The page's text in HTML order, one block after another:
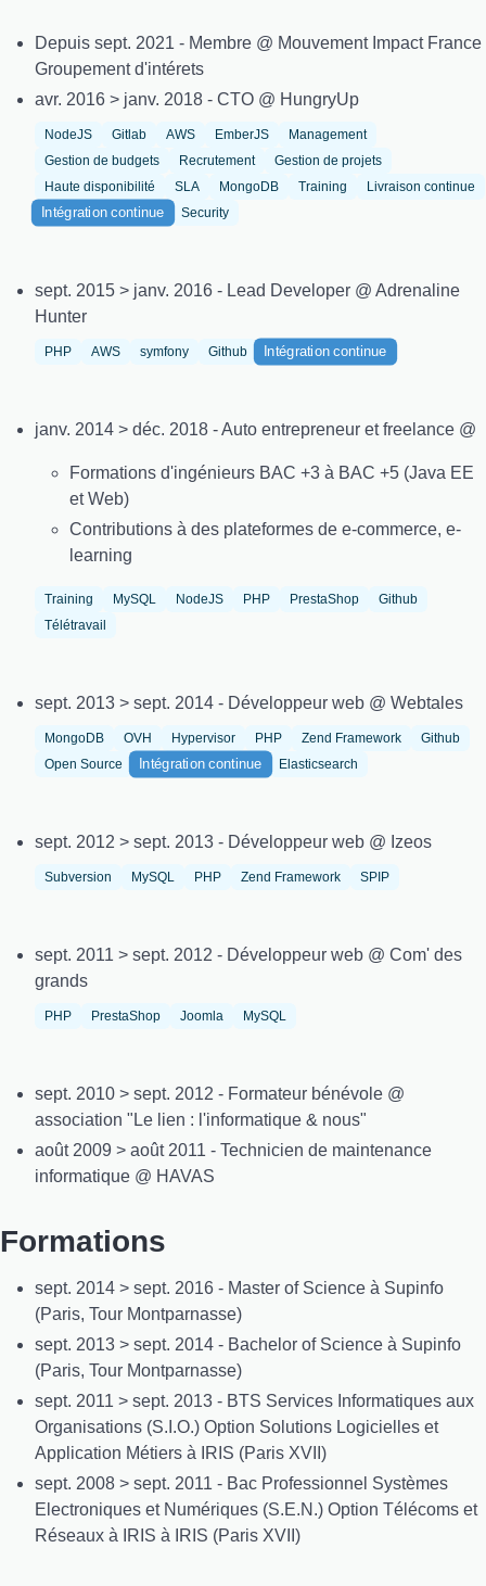
Depuis sept. 2021 - Membre @ Mouvement Impact France
Groupement d'intérets
avr. 2016 > janv. 2018 - CTO @ HungryUp
NodeJS Gitlab AWS EmberJS
Management
Gestion de budgets
Recrutement
Gestion de projets
Haute disponibilité
SLA MongoDB Training Livraison continue
Intégration continue Security
sept. 2015 > janv. 2016 - Lead Developer @ Adrenaline
Hunter
PHP AWS symfony Github Intégration continue
janv. 2014 > déc. 2018 - Auto entrepreneur et freelance @
Formations d'ingénieurs BAC +3 à BAC +5 (Java EE
et Web)
Contributions à des plateformes de e-commerce, e-
learning
Training MySQL NodeJS PHP PrestaShop
Github
Télétravail
sept. 2013 > sept. 2014 - Développeur web @ Webtales
MongoDB OVH Hypervisor PHP Zend Framework
Github
Open Source
Intégration continue Elasticsearch
sept. 2012 > sept. 2013 - Développeur web @ Izeos
Subversion MySQL PHP Zend Framework SPIP
sept. 2011 > sept. 2012 - Développeur web @ Com' des
grands
PHP PrestaShop Joomla MySQL
sept. 2010 > sept. 2012 - Formateur bénévole @
association "Le lien : l'informatique & nous"
août 2009 > août 2011 - Technicien de maintenance
informatique @ HAVAS
Formations
sept. 2014 > sept. 2016 - Master of Science à Supinfo
(Paris, Tour Montparnasse)
sept. 2013 > sept. 2014 - Bachelor of Science à Supinfo
(Paris, Tour Montparnasse)
sept. 2011 > sept. 2013 - BTS Services Informatiques aux
Organisations (S.I.O.) Option Solutions Logicielles et
Application Métiers à IRIS (Paris XVII)
sept. 2008 > sept. 2011 - Bac Professionnel Systèmes
Electroniques et Numériques (S.E.N.) Option Télécoms et
Réseaux à IRIS à IRIS (Paris XVII)